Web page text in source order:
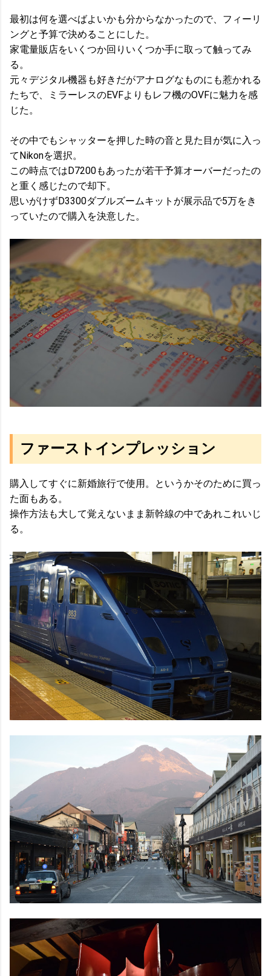
最初は何を選べばよいかも分からなかったので、フィーリ
ングと予算で決めることにした。
家電量販店をいくつか回りいくつか手に取って触ってみ
る。
元々デジタル機器も好きだがアナログなものにも惹かれる
たちで、ミラーレスのEVFよりもレフ機のOVFに魅力を感
じた。
その中でもシャッターを押した時の音と見た目が気に入っ
てNikonを選択。
この時点ではD7200もあったが若干予算オーバーだったの
と重く感じたので却下。
思いがけずD3300ダブルズームキットが展示品で5万をき
っていたので購入を決意した。
ファーストインプレッション
購入してすぐに新婚旅行で使用。というかそのために買っ
た面もある。
操作方法も大して覚えないまま新幹線の中であれこれいじ
る。